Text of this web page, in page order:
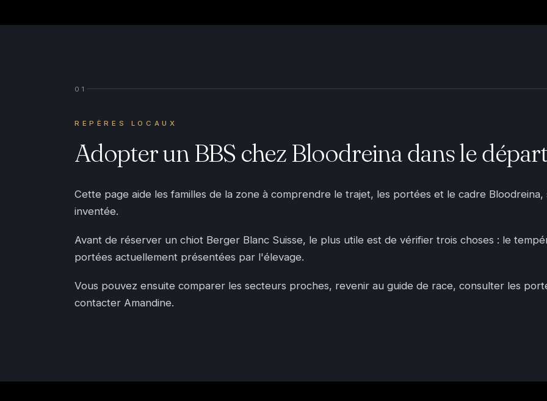
01
REPÈRES LOCAUX
Adopter un BBS chez Bloodreina dans le
Cette page aide les familles de la zone à comprendre le trajet, les portées et le cadre
inventée.
Avant de réserver un chiot Berger Blanc Suisse, le plus utile est de vérifier trois choses : le
portées actuellement présentées par l'élevage.
Vous pouvez ensuite comparer les secteurs proches, revenir au guide de race, consulter les
contacter Amandine.